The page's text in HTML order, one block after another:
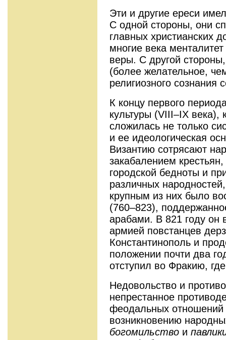
Эти и другие ереси
С одной стороны, они
главных христианских
многие века
веры. С другой
(более желательное,
религиозного сознания
К концу первого
культуры (VIII–IX века),
сложилась не только
и ее идеологическая
Византию сотрясают
закабалением
городской бедноты и
различных
крупным из них было
(760–823),
арабами. В 821 году он
армией повстанцев
Константинополь и
положении почти два
отступил во Фракию,
Недовольство и
непрестанное
феодальных отношений
возникновению
богомильство и